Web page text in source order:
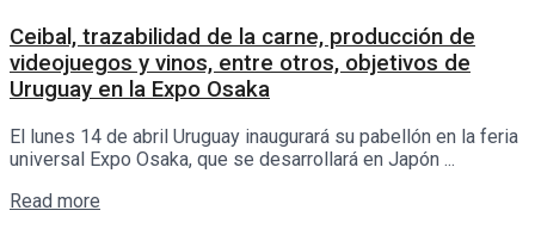
Ceibal, trazabilidad de la carne, producción de
videojuegos y vinos, entre otros, objetivos de
Uruguay en la Expo Osaka
El lunes 14 de abril Uruguay inaugurará su pabellón en la feria
universal Expo Osaka, que se desarrollará en Japón ...
Read more